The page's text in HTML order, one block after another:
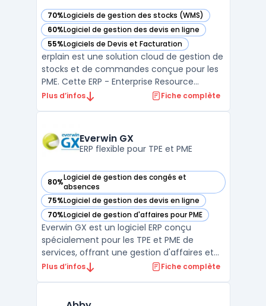
70%Logiciels de gestion des stocks (WMS)
— voir erplain dans cette catégorie
60%Logiciel de gestion des devis en ligne
— voir erplain dans cette catégorie
55%Logiciels de Devis et Facturation
— voir erplain dans cette catégorie
erplain est une solution cloud de gestion de
stocks et de commandes conçue pour les
PME. Cette ERP - Enterprise Resource
Planning offre une interface intuitive ainsi
et WooCommerce. Avec erplain, vous
pouvez gére ...
Plus d’infos Fiche complète
Everwin GX
ERP flexible pour TPE et PME
80%Logiciel de gestion des congés et
absences
— voir Everwin GX dans cette catégorie
75%Logiciel de gestion des devis en ligne
— voir Everwin GX dans cette catégorie
70%Logiciel de gestion d'affaires pour PME
— voir Everwin GX dans cette catégorie
Everwin GX est un logiciel ERP conçu
spécialement pour les TPE et PME de
services, offrant une gestion d'affaires et
de projets efficace et intégrée. Ce ERP
permettant une gestion souple et une
Plus d’infos Fiche complète